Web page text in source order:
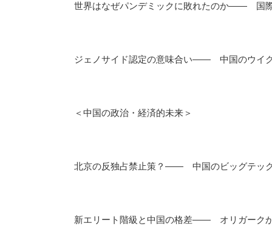
世界はなぜパンデミックに敗れたのか―― 国
ジェノサイド認定の意味合い―― 中国のウイ
＜中国の政治・経済的未来＞
北京の反独占禁止策？―― 中国のビッグテッ
新エリート階級と中国の格差―― オリガーク